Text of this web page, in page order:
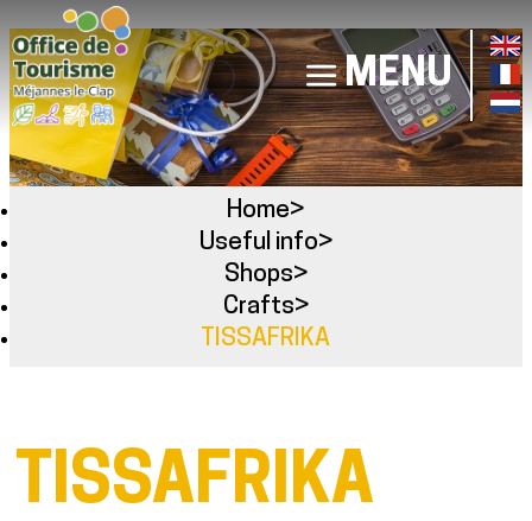
MENU
Home>
Useful info>
Shops>
Crafts>
TISSAFRIKA
TISSAFRIKA